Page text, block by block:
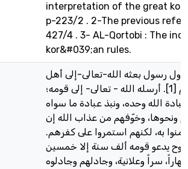
interpretation of the great
p-223/2 . 2-The previous
427/4 . 3- AL-Qortobi : The
kor&#039;an rules.
أول رسول بعثه الله-تعالى-إلى أهل
الأرض بعد آدم [1]. أرسله الله - تعالى- إلى قومه؛
الله وحده، ونبذ عبادة ما سواه
ونحوها، وخوّفهم من عذاب الله إن
به، لكنهم استمروا على كفرهم.
نوح يدعو قومه ألف سنة إلا خمسين
ونهاراً، سراً وعلانية، وجادلهم وجادلوه